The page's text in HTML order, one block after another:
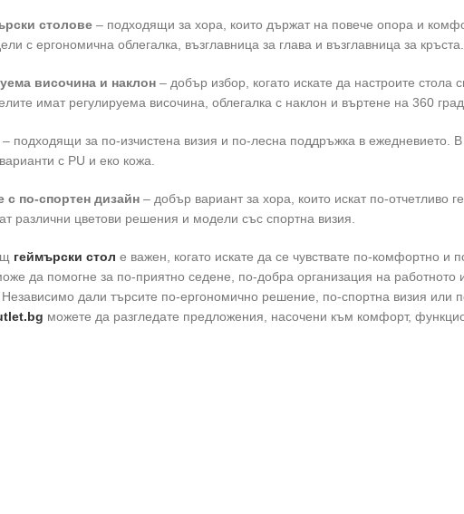
столове– подходящи за хора, които държат на повече опора и
с ергономична облегалка, възглавница за глава и възглавница за кръста.
височина и наклон– добър избор, когато искате да настроите стола
имат регулируема височина, облегалка с наклон и въртене на 360
подходящи за по-изчистена визия и по-лесна поддръжка в ежедневието. В
с PU и еко кожа.
с по-спортен дизайн– добър вариант за хора, които искат по-отчетливо
различни цветови решения и модели със спортна визия.
геймърски стол е важен, когато искате да се чувствате по-комфортно и
да помогне за по-приятно седене, по-добра организация на работното
дали търсите по-ергономично решение, по-спортна визия или
можете да разгледате предложения, насочени към комфорт,